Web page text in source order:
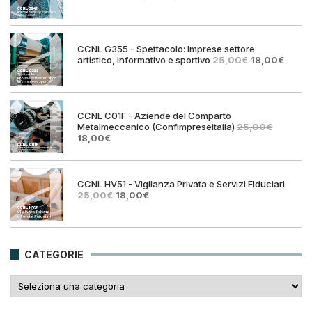
era:
è:
CCNL G355 - Spettacolo: Imprese settore
artistico, informativo e sportivo 25,00€ Il
era:
18,00€Il
è:
CCNL C01F - Aziende del Comparto
Metalmeccanico (Confimpreseitalia) 25,00€
Il
originale
25,00€.
18,00€Il
attuale
18,00€.
CCNL HV51 - Vigilanza Privata e Servizi Fiduciari
25,00€ Il
era:
18,00€Il
è:
CATEGORIE